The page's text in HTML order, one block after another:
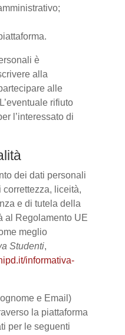
è
alla
alle
rifiuto
l’interessato di
dei dati personali
liceità,
e di tutela della
al Regolamento UE
meglio
Studenti,
informativa-
e Email)
la piattaforma
per le seguenti